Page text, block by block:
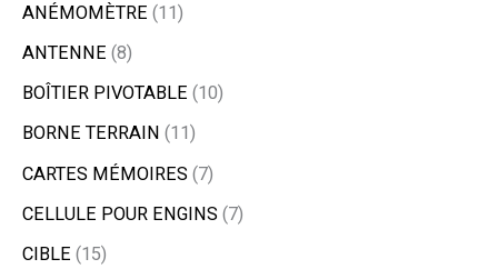
ANÉMOMÈTRE 11
ANTENNE 8
BOÎTIER PIVOTABLE 10
BORNE TERRAIN
11
CARTES MÉMOIRES 7
CELLULE POUR ENGINS 7
CIBLE 15